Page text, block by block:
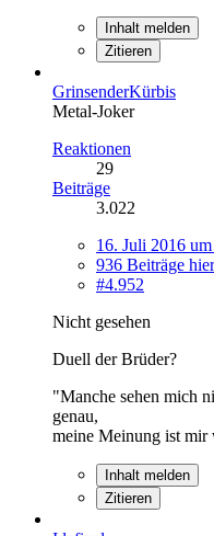
Inhalt melden
Zitieren
GrinsenderKürbis
Metal-Joker
Reaktionen
29
Beiträge
3.022
16. Juli 2016
936 Beiträge hier
#4.952
Nicht gesehen
Duell der Brüder?
"Manche sehen mich
genau,
meine Meinung ist mir
Inhalt melden
Zitieren